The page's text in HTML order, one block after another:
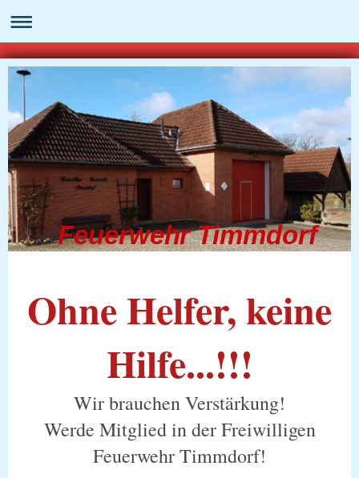
Feuerwehr Timmdorf
Ohne Helfer, keine
Hilfe...!!!
Wir brauchen Verstärkung!
Werde Mitglied in der Freiwilligen
Feuerwehr Timmdorf!